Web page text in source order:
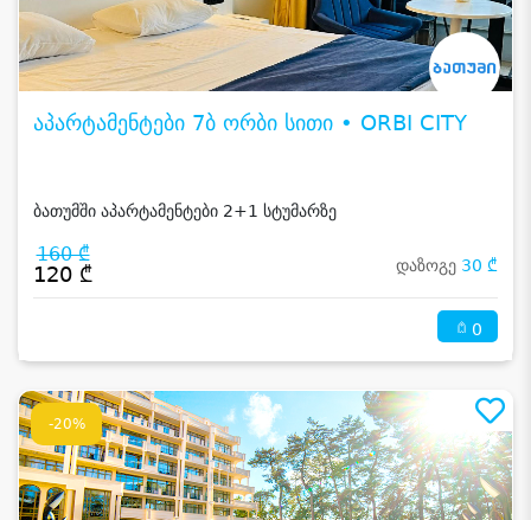
აპარტამენტები 7ბ ორბი სითი • ORBI CITY
ბათუმში აპარტამენტები 2+1 სტუმარზე
160 ₾
120 ₾ დაზოგე 30 ₾
0
-20%